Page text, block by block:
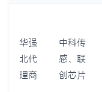
华强
北代
理商
中科传
感、联
创芯片